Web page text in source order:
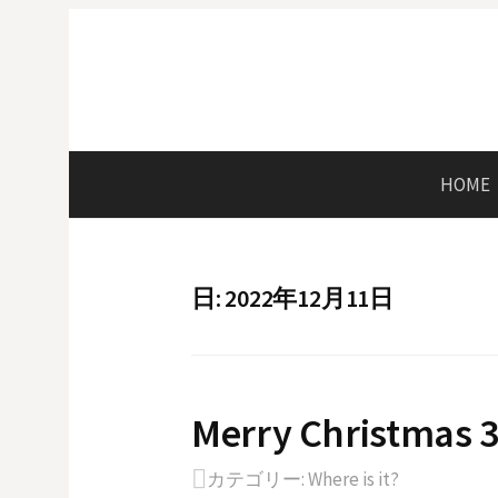
HOME
日: 2022年12月11日
Merry Christmas 3
カテゴリー:Where is it?